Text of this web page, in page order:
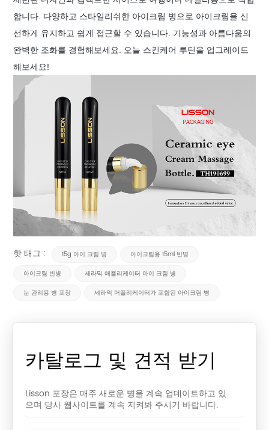
합니다. 다양하고 스타일리쉬한 아이크림 병으로 아이크림을 신
선하게 유지하고 쉽게 접근할 수 있습니다. 기능성과 아름다움의
완벽한 조화를 경험해보세요. 오늘 스킨케어 루틴을 업그레이드
해보세요!
핫 태그 : 15g 아이 크림 병
아이크림용 15ml 빈병
아이크림 빈병
세라믹 애플리케이터 아이 크림 병
눈 관리용 병 포장
세라믹 어플리케이터가 포함된 아이크림 병
카탈로그 및 견적 받기
Lisson 포장은 매주 새로운 병을 계속 업데이트하고 있
으며 당사 웹사이트를 계속 지켜봐 주시기 바랍니다.